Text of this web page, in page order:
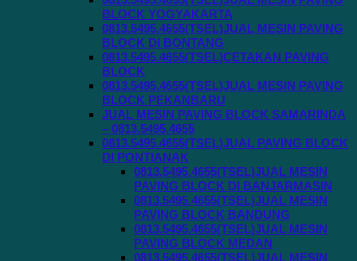
BLOCK YOGYAKARTA
0813.5495.4655(TSEL)JUAL MESIN PAVING
BLOCK DI BONTANG
0813.5495.4655(TSEL)CETAKAN PAVING
BLOCK
0813.5495.4655(TSEL)JUAL MESIN PAVING
BLOCK PEKANBARU
JUAL MESIN PAVING BLOCK SAMARINDA
– 0813.5495.4655
0813.5495.4655(TSEL)JUAL PAVING BLOCK
DI PONTIANAK
0813.5495.4655(TSEL)JUAL MESIN
PAVING BLOCK DI BANJARMASIN
0813.5495.4655(TSEL)JUAL MESIN
PAVING BLOCK BANDUNG
0813.5495.4655(TSEL)JUAL MESIN
PAVING BLOCK MEDAN
0813.5495.4655(TSEL)JUAL MESIN